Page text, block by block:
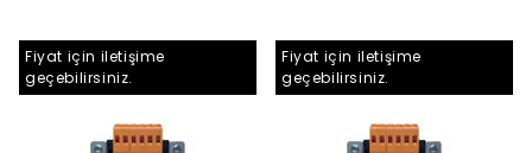
Fiyat için iletişime
geçebilirsiniz.
Fiyat için iletişime
geçebilirsiniz.